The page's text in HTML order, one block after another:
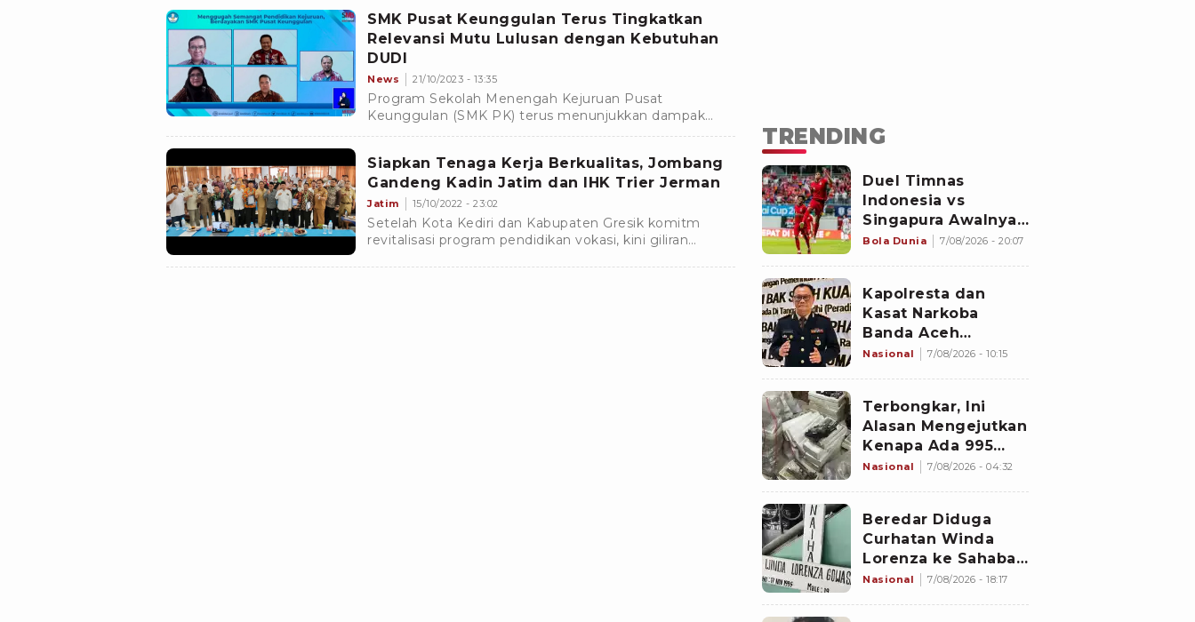
SMK Pusat Keunggulan Terus Tingkatkan
Relevansi Mutu Lulusan dengan Kebutuhan
DUDI
News 21/10/2023 - 13:35
Program Sekolah Menengah Kejuruan Pusat
Keunggulan (SMK PK) terus menunjukkan dampak
positif dalam meningkatkan mutu lulusannya.
Siapkan Tenaga Kerja Berkualitas, Jombang
Gandeng Kadin Jatim dan IHK Trier Jerman
Jatim 15/10/2022 - 23:02
Setelah Kota Kediri dan Kabupaten Gresik komitm
revitalisasi program pendidikan vokasi, kini giliran
TRENDING
Duel Timnas
Indonesia vs
Singapura Awalnya
Bukan di Stadion
Bola Dunia 7/08/2026 - 20:07
Kapolresta dan
Kasat Narkoba
Banda Aceh
Diperiksa
Nasional 7/08/2026 - 10:15
Terbongkar, Ini
Alasan Mengejutkan
Kenapa Ada 995
Senjata di Dalam
Nasional 7/08/2026 - 04:32
Beredar Diduga
Curhatan Winda
Lorenza ke Sahabat,
Temukan Fakta
Nasional 7/08/2026 - 18:17